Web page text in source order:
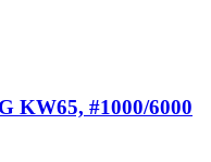
KW65, #1000/6000